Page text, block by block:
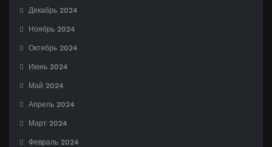
Декабрь 2024
Ноябрь 2024
Октябрь 2024
Июнь 2024
Май 2024
Апрель 2024
Март 2024
Февраль 2024